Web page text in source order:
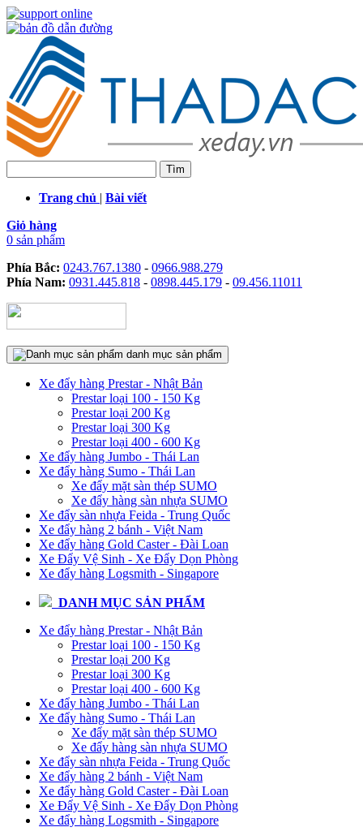
Trang chủ | Bài viết
Giỏ hàng
0 sản phẩm
Phía Bắc: 0243.767.1380 - 0966.988.279
Phía Nam: 0931.445.818 - 0898.445.179 - 09.456.11011
danh mục sản phẩm
Xe đẩy hàng Prestar - Nhật Bản
Prestar loại 100 - 150 Kg
Prestar loại 200 Kg
Prestar loại 300 Kg
Prestar loại 400 - 600 Kg
Xe đẩy hàng Jumbo - Thái Lan
Xe đẩy hàng Sumo - Thái Lan
Xe đẩy mặt sàn thép SUMO
Xe đẩy hàng sàn nhựa SUMO
Xe đẩy sàn nhựa Feida - Trung Quốc
Xe đẩy hàng 2 bánh - Việt Nam
Xe đẩy hàng Gold Caster - Đài Loan
Xe Đẩy Vệ Sinh - Xe Đẩy Dọn Phòng
Xe đẩy hàng Logsmith - Singapore
DANH MỤC SẢN PHẨM
Xe đẩy hàng Prestar - Nhật Bản
Prestar loại 100 - 150 Kg
Prestar loại 200 Kg
Prestar loại 300 Kg
Prestar loại 400 - 600 Kg
Xe đẩy hàng Jumbo - Thái Lan
Xe đẩy hàng Sumo - Thái Lan
Xe đẩy mặt sàn thép SUMO
Xe đẩy hàng sàn nhựa SUMO
Xe đẩy sàn nhựa Feida - Trung Quốc
Xe đẩy hàng 2 bánh - Việt Nam
Xe đẩy hàng Gold Caster - Đài Loan
Xe Đẩy Vệ Sinh - Xe Đẩy Dọn Phòng
Xe đẩy hàng Logsmith - Singapore